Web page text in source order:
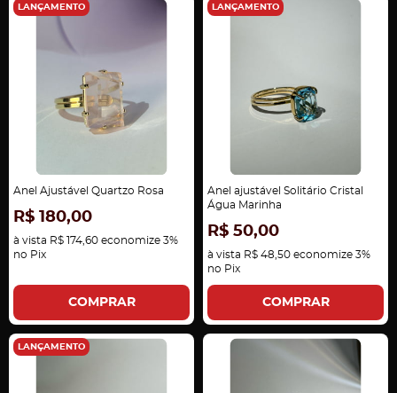
LANÇAMENTO
Anel Ajustável Quartzo Rosa
R$ 180,00
à vista R$ 174,60 economize 3%
no Pix
COMPRAR
LANÇAMENTO
Anel ajustável Solitário Cristal
Água Marinha
R$ 50,00
à vista R$ 48,50 economize 3%
no Pix
COMPRAR
LANÇAMENTO